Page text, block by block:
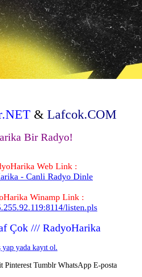
& Lafcok.COM
Bir Radyo!
Web Link :
- Canli Radyo Dinle
Winamp Link :
listen.pls
Çok /// RadyoHarika
yada kayıt ol.
Pinterest Tumblr WhatsApp E-posta